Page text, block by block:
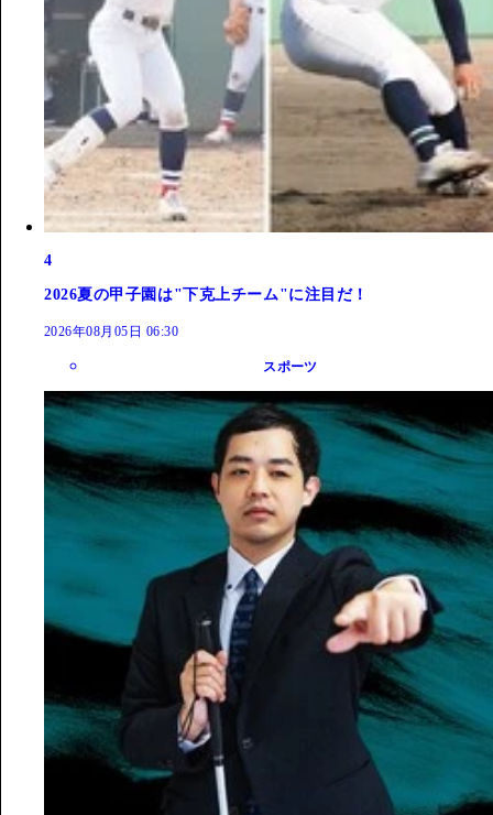
4
2026夏の甲子園は"下克上チーム"に注目だ！
2026年08月05日 06:30
スポーツ